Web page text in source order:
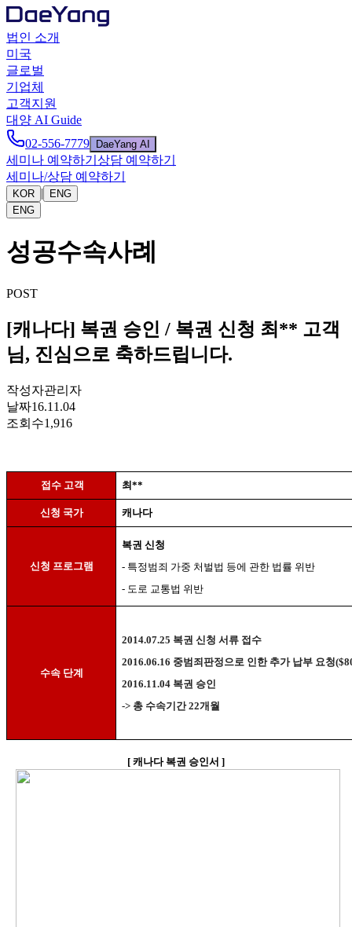
법인 소개
미국
글로벌
기업체
고객지원
대양 AI Guide
02-556-7779
DaeYang AI
세미나 예약하기 상담 예약하기
세미나/상담 예약하기
KOR |
ENG
ENG
성공수속사례
POST
[캐나다] 복권 승인 / 복권 신청 최** 고객
님, 진심으로 축하드립니다.
작성자관리자
날짜16.11.04
조회수1,916
접수 고객 최**
신청 국가 캐나다
신청 프로그램
복권 신청
- 특정범죄 가중 처벌법 등에 관한 법률 위반
- 도로 교통법 위반
수속 단계
2014.07.25 복권 신청 서류 접수
2016.06.16 중범죄판정으로 인한 추가 납부 요청
2016.11.04 복권 승인
-> 총 수속기간22개월
[ 캐나다 복권 승인서 ]